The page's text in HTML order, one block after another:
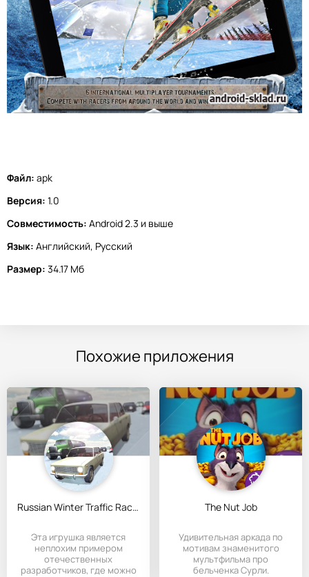
Файл: apk
Версия: 1.0
Совместимость: Android 2.3 и выше
Язык: Английский, Русский
Размер: 34.17 Мб
Похожие приложения
Russian Winter Traffic Racer
Эта игрушка является
неплохим примером
отечественных
разработчиков, где можно
The Nut Job
Удивительная аркада по
мотивам знаменитого
мультфильма про
бельченка Сурли.